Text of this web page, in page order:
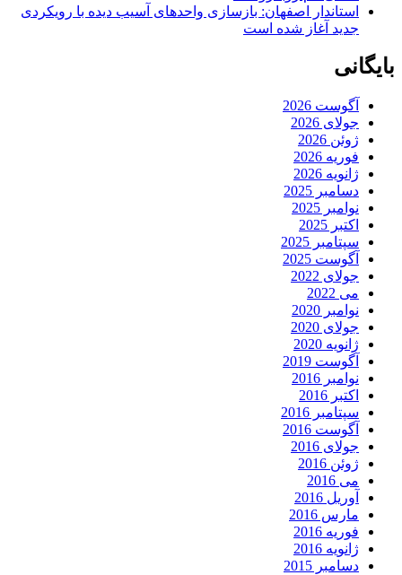
استاندار اصفهان: بازسازی واحدهای آسیب دیده با رویکردی
جدید آغاز شده است
بایگانی
آگوست 2026
جولای 2026
ژوئن 2026
فوریه 2026
ژانویه 2026
دسامبر 2025
نوامبر 2025
اکتبر 2025
سپتامبر 2025
آگوست 2025
جولای 2022
می 2022
نوامبر 2020
جولای 2020
ژانویه 2020
آگوست 2019
نوامبر 2016
اکتبر 2016
سپتامبر 2016
آگوست 2016
جولای 2016
ژوئن 2016
می 2016
آوریل 2016
مارس 2016
فوریه 2016
ژانویه 2016
دسامبر 2015